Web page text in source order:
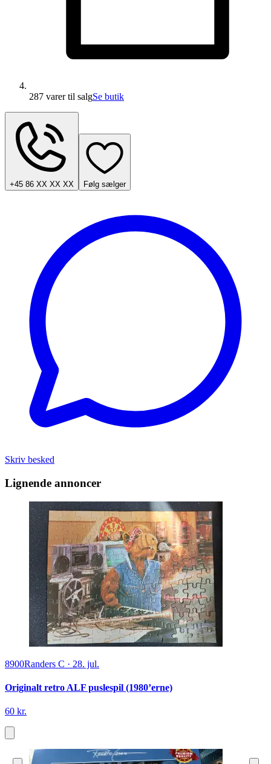
287 varertil salgSe butik
+45 86 XX XX XX Følg sælger
Skriv besked
Lignende annoncer
8900Randers C · 28. jul.
Originalt retro ALF puslespil (1980’erne)
60 kr.